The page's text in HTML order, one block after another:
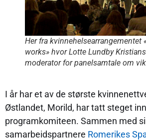
Her fra kvinnehelsearrangementet
works» hvor Lotte Lundby
moderator for panelsamtale om
I år har et av de største
Østlandet, Morild, har tatt steget
programkomiteen. Sammen med
samarbeidspartnere Romerikes